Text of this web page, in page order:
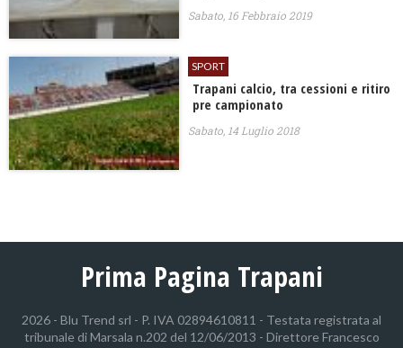
Sabato, 16 Febbraio 2019
SPORT
Trapani calcio, tra cessioni e ritiro
pre campionato
Sabato, 14 Luglio 2018
Prima Pagina Trapani
2026 - Blu Trend srl - P. IVA 02894610811 - Testata registrata al
tribunale di Marsala n.202 del 12/06/2013 - Direttore Francesco